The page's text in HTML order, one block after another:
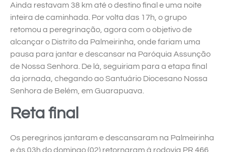
Ainda restavam 38 km até o destino final e uma noite
inteira de caminhada. Por volta das 17h, o grupo
retomou a peregrinação, agora com o objetivo de
alcançar o Distrito da Palmeirinha, onde fariam uma
pausa para jantar e descansar na Paróquia Assunção
de Nossa Senhora. De lá, seguiriam para a etapa final
da jornada, chegando ao Santuário Diocesano Nossa
Senhora de Belém, em Guarapuava.
Reta final
Os peregrinos jantaram e descansaram na Palmeirinha
e às 03h do domingo (02) retornaram à rodovia PR 466